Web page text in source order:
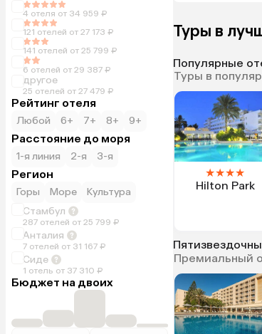
4 отеля от 34 959 ₽
121 отелей от 27 173 ₽
141 отелей от 25 799 ₽
6 отелей от 29 387 ₽
другое
25 отелей от 27 479 ₽
Рейтинг отеля
Любой 6+ 7+ 8+ 9+
Расстояние до моря
1-я линия 2-я 3-я
Регион
Горы Море
Культура
Стамбул
287 отелей от 25 799 ₽
Анталия
7 отелей от 31 167 ₽
Сиде
1 отель от 37 310 ₽
Бюджет на двоих
Туры в
Популярные
Туры в
★★★★
Hilton Park
Премиальный